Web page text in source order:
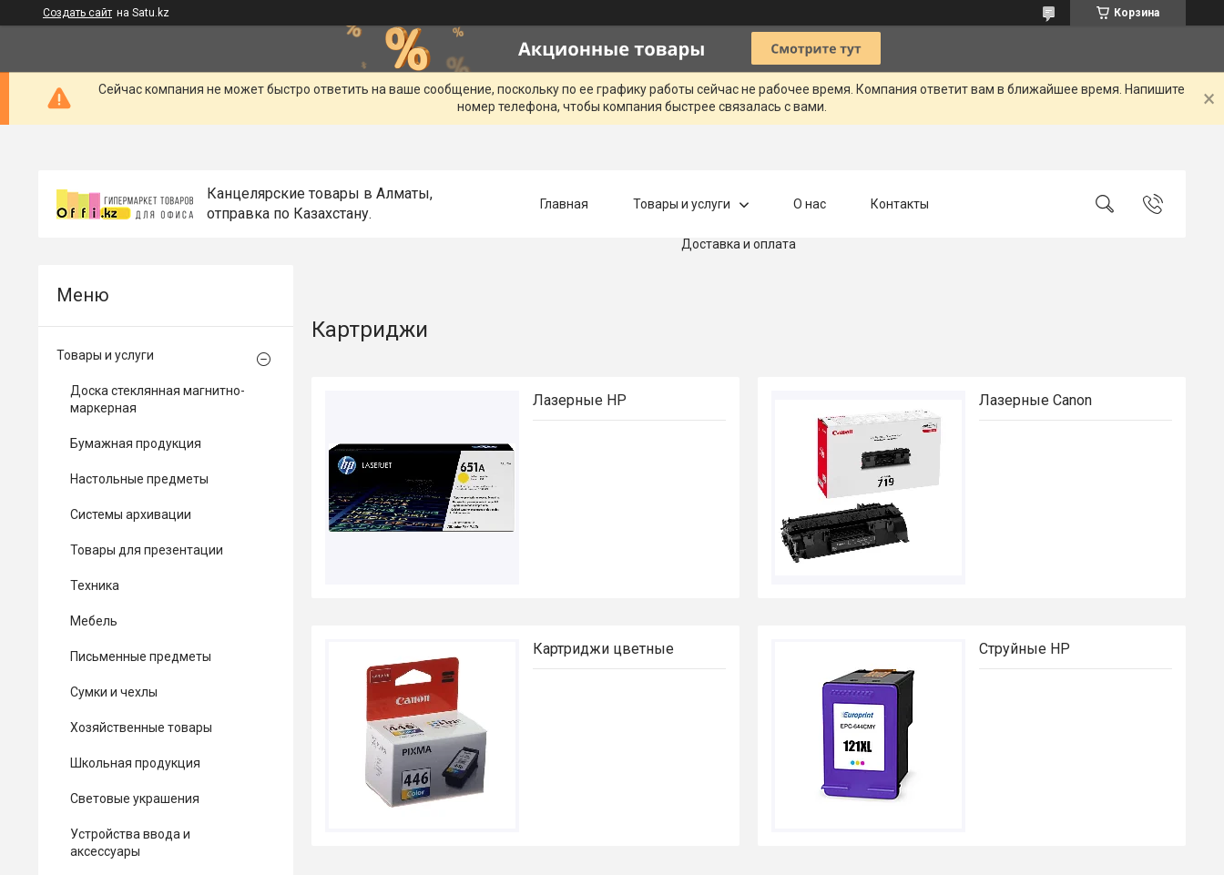
Создать сайт на Satu.kz Корзина
Сейчас компания не может быстро ответить на ваше сообщение, поскольку по ее графику работы сейчас не рабочее время. Компания ответит вам в ближайшее время. Напишите
номер телефона, чтобы компания быстрее связалась с вами.
Канцелярские товары в Алматы,
отправка по Казахстану.
Главная Товары и услуги О нас Контакты
Доставка и оплата
Картриджи
Лазерные HP Лазерные Canon
Картриджи цветные Струйные HP
Товары и услуги
Доска стеклянная магнитно-
маркерная
Бумажная продукция
Настольные предметы
Системы архивации
Товары для презентации
Техника
Мебель
Письменные предметы
Сумки и чехлы
Хозяйственные товары
Школьная продукция
Световые украшения
Устройства ввода и
аксессуары